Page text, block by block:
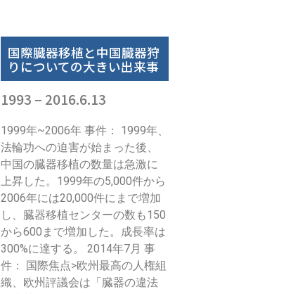
国際臓器移植と中国臓器狩
りについての大きい出来事
1993 – 2016.6.13
1999年~2006年 事件： 1999年、
法輪功への迫害が始まった後、
中国の臓器移植の数量は急激に
上昇した。1999年の5,000件から
2006年には20,000件にまで増加
し、臓器移植センターの数も150
から600まで増加した。成長率は
300%に達する。 2014年7月 事
件： 国際焦点>欧州最高の人権組
織、欧州評議会は「臓器の違法